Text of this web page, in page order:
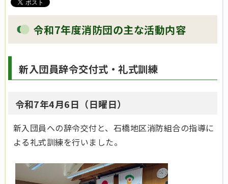
令和7年度消防団の主な活動内容
新入団員辞令交付式・礼式訓練
令和7年4月6日（日曜日）
新入団員への辞令交付と、石橋地区消防組合の指導に
よる礼式訓練を行いました。